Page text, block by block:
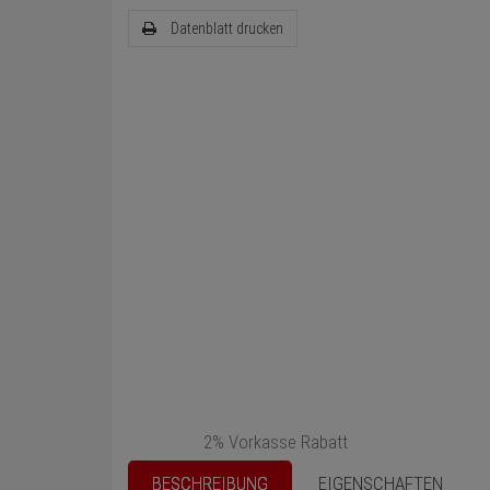
Datenblatt drucken
2% Vorkasse Rabatt
BESCHREIBUNG
EIGENSCHAFTEN